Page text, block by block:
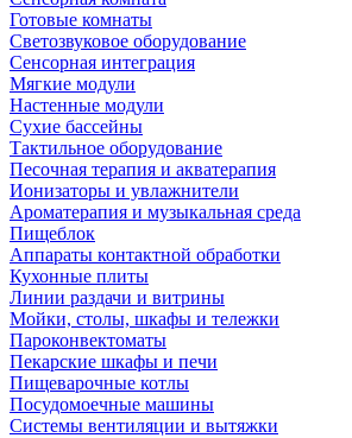
Готовые комнаты
Светозвуковое оборудование
Сенсорная интеграция
Мягкие модули
Настенные модули
Сухие бассейны
Тактильное оборудование
Песочная терапия и акватерапия
Ионизаторы и увлажнители
Ароматерапия и музыкальная среда
Пищеблок
Аппараты контактной обработки
Кухонные плиты
Линии раздачи и витрины
Мойки, столы, шкафы и тележки
Пароконвектоматы
Пекарские шкафы и печи
Пищеварочные котлы
Посудомоечные машины
Системы вентиляции и вытяжки